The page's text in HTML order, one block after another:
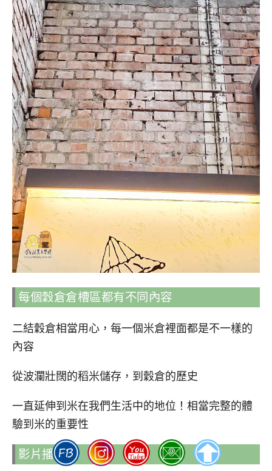
每個穀倉倉槽區都有不同內容
二結穀倉相當用心，每一個米倉裡面都是不一樣的
內容
從波瀾壯闊的稻米儲存，到穀倉的歷史
一直延伸到米在我們生活中的地位！相當完整的體
驗到米的重要性
影片播放室